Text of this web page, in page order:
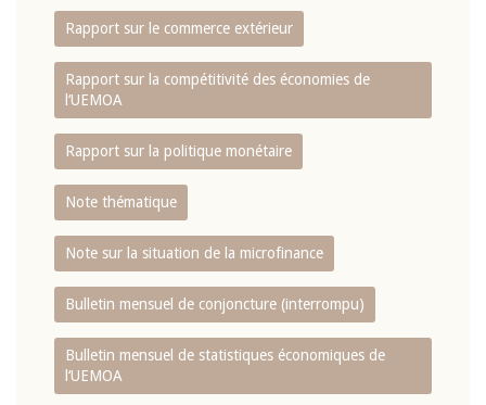
Rapport sur le commerce extérieur
Rapport sur la compétitivité des économies de
l‘UEMOA
Rapport sur la politique monétaire
Note thématique
Note sur la situation de la microfinance
Bulletin mensuel de conjoncture (interrompu)
Bulletin mensuel de statistiques économiques de
l‘UEMOA